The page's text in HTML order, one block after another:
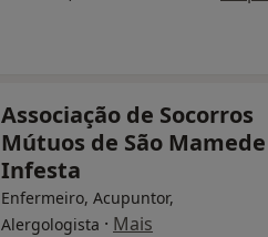
Associação de Socorros
Mútuos de São Mamede
Infesta
Enfermeiro, Acupuntor,
Alergologista · Mais